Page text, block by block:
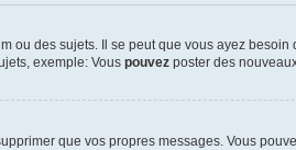
des sujets. Il se peut que vous ayez besoin
exemple: Vous pouvez poster des
que vos propres messages. Vous